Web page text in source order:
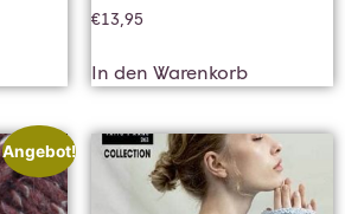
€13,95
In den Warenkorb
Angebot!